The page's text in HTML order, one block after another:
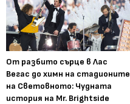
От разбито сърце в Лас
Вегас до химн на стадионите
на Световното: Чудната
история на Mr. Brightside